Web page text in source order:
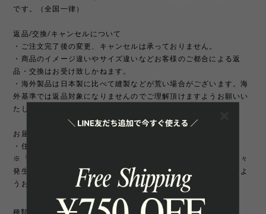
です。（全国一律）
返品/交換/キャンセルについて
・ご注文完了後の変更、キャンセルは承っておりません。
・商品のイメージ違いやサイズ違いなどお客様のご都合による返
品・交換はお受け致しかねます。
・海外製品は日本製に比べて縫製などが荒い場合がございます。海
外基準では返品対象になりませんのでご理解頂けますようお願いい
たします。
お届け先について
・住所変更には追加手数料が発生いたします。
※「町名・丁目番地・部屋番号」の住所不備による配送遅延が多々
発生しております。宛先を十分にご確認の上ご注文いただきますよ
うお願いいたします。
種類